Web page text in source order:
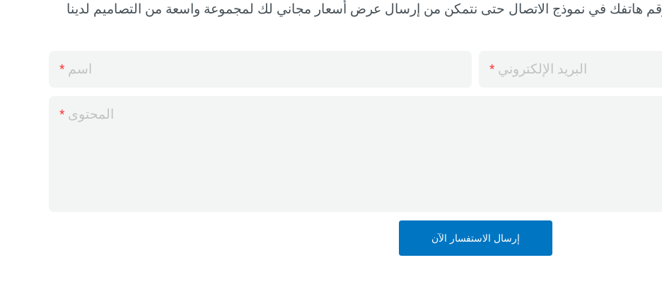
اسم البريد الإلكتروني
المحتوى
إرسال الاستفسار الآن